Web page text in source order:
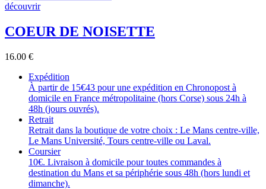
découvrir
COEUR DE NOISETTE
16.00 €
Expédition
À partir de 15€43 pour une expédition en Chronopost à
domicile en France métropolitaine (hors Corse) sous 24h à
48h (jours ouvrés).
Retrait
Retrait dans la boutique de votre choix : Le Mans centre-ville,
Le Mans Université, Tours centre-ville ou Laval.
Coursier
10€. Livraison à domicile pour toutes commandes à
destination du Mans et sa périphérie sous 48h (hors lundi et
dimanche).